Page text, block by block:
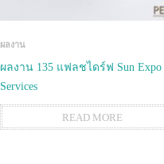
ผลงาน
ผลงาน 135 แฟลชไดร์ฟ Sun Expo
Services
READ MORE